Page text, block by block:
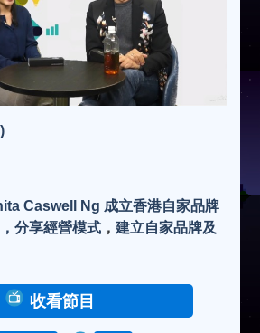
Caswell Ng 成立香港自家品牌
分享經營模式， 建立自家品牌及
收看節目